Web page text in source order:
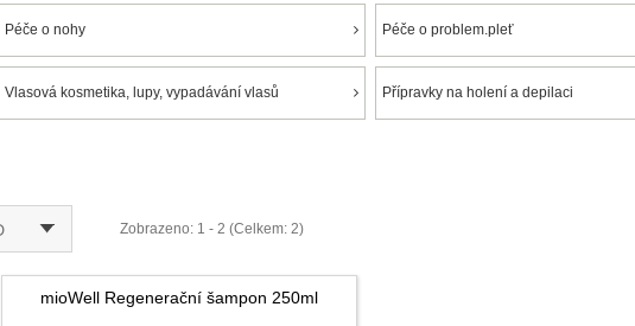
Péče o nohy Péče o problem.pleť
Vlasová kosmetika, lupy, vypadávání vlasů Přípravky na holení a depilaci
Zobrazeno: 1 - 2 (Celkem: 2)
mioWell Regenerační šampon 250ml